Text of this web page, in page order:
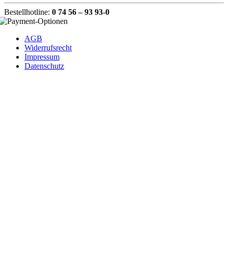
Bestellhotline: 0 74 56 – 93 93-0
AGB
Widerrufsrecht
Impressum
Datenschutz